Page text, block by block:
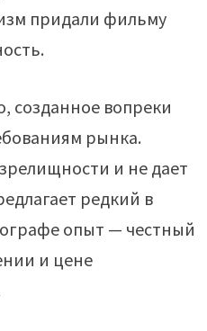
придали фильму
созданное вопреки
рынка.
и не дает
редкий в
опыт — честный
и цене